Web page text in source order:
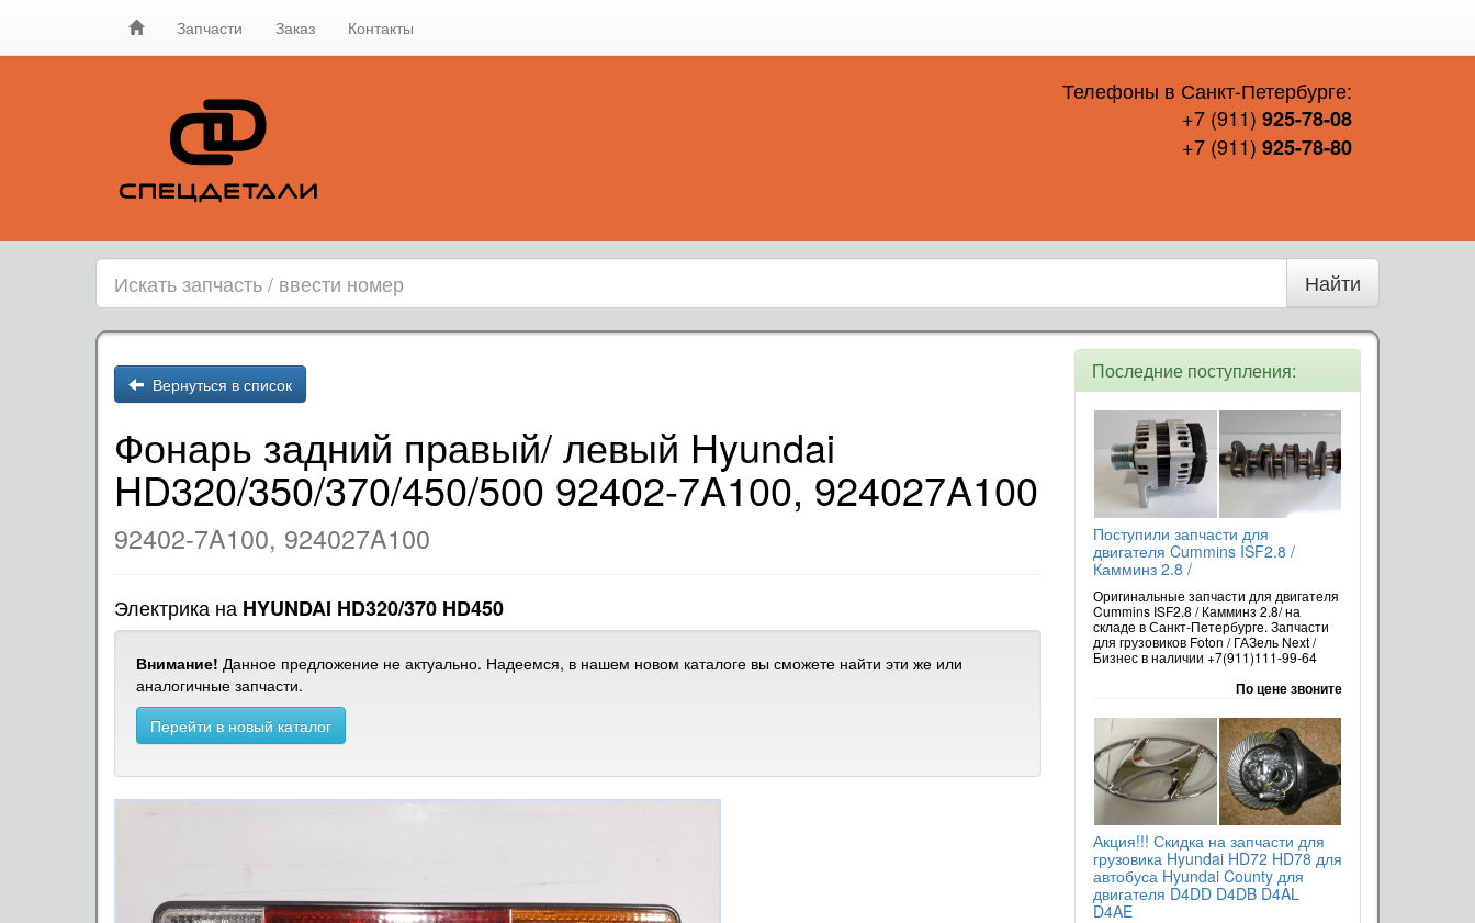
Запчасти Заказ Контакты
Телефоны в Санкт-Петербурге:
+7 (911) 925-78-08
+7 (911) 925-78-80
Найти
Вернуться в список
Фонарь задний правый/ левый Hyundai
HD320/350/370/450/500 92402-7A100, 924027A100
92402-7A100, 924027A100
Электрика на HYUNDAI HD320/370 HD450
Внимание! Данное предложение не актуально. Надеемся, в нашем новом каталоге вы сможете найти эти же или
аналогичные запчасти.
Перейти в новый каталог
Последние поступления:
Поступили запчасти для
двигателя Cummins ISF2.8 /
Камминз 2.8 /
Оригинальные запчасти для двигателя
Cummins ISF2.8 / Камминз 2.8/ на
складе в Санкт-Петербурге. Запчасти
для грузовиков Foton / ГАЗель Next /
Бизнес в наличии +7(911)111-99-64
По цене звоните
Акция!!! Скидка на запчасти для
грузовика Hyundai HD72 HD78 для
автобуса Hyundai County для
двигателя D4DD D4DB D4AL
D4AE